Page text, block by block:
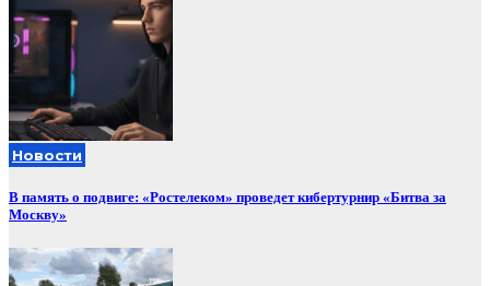
Новости
В память о подвиге: «Ростелеком» проведет кибертурнир «Битва за
Москву»